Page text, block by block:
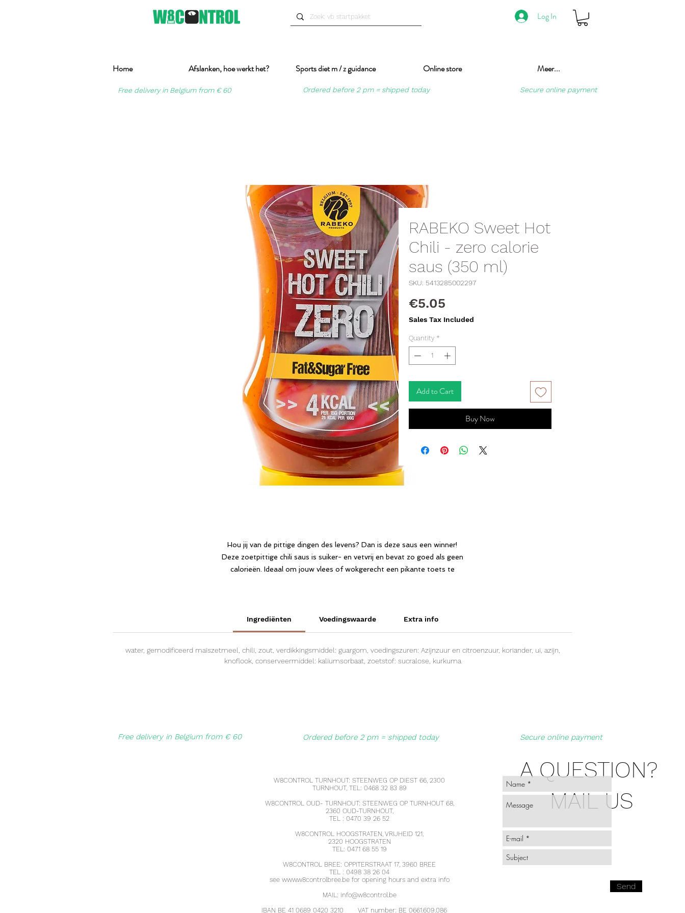
Log In
Home Afslanken, hoe werkt het? Sports diet m / z guidance Online store Meer...
Free delivery in Belgium from € 60 Ordered before 2 pm = shipped today Secure online payment
RABEKO Sweet Hot
Chili - zero calorie
saus (350 ml)
SKU: 5413285002297
€5.05
Sales Tax Included
Quantity *
Add to Cart
Buy Now
Hou jij van de pittige dingen des levens? Dan is deze saus een winner!
Deze zoetpittige chili saus is suiker- en vetvrij en bevat zo goed als geen
calorieën. Ideaal om jouw vlees of wokgerecht een pikante toets te
Ingrediënten Voedingswaarde Extra info
water, gemodificeerd maïszetmeel, chili, zout, verdikkingsmiddel: guargom, voedingszuren: Azijnzuur en citroenzuur, koriander, ui, azijn,
knoflook, conserveermiddel: kaliumsorbaat, zoetstof: sucralose, kurkuma
Free delivery in Belgium from € 60 Ordered before 2 pm = shipped today Secure online payment
W8CONTROL TURNHOUT: STEENWEG OP DIEST 66, 2300
TURNHOUT, TEL: 0468 32 83 89
W8CONTROL OUD- TURNHOUT: STEENWEG OP TURNHOUT 68,
2360 OUD-TURNHOUT,
TEL : 0470 39 26 52
W8CONTROL HOOGSTRATEN, VRIJHEID 121,
2320 HOOGSTRATEN
TEL: 0471 68 55 19
W8CONTROL BREE: OPPITERSTRAAT 17, 3960 BREE
TEL : 0498 38 26 04
see www.w8controlbree.befor opening hours and extra info
MAIL: info@w8control.be
IBAN BE 41 0689 0420 3210
VAT number: BE 0661.609.086
A QUESTION?
MAIL US
Send